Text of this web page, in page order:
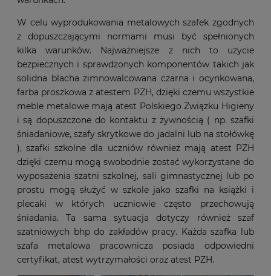
W celu wyprodukowania metalowych szafek zgodnych
z dopuszczającymi normami musi być spełnionych
kilka warunków. Najważniejsze z nich to użycie
bezpiecznych i sprawdzonych komponentów takich jak
solidna blacha zimnowalcowana czarna i ocynkowana,
farba proszkowa z atestem PZH, dzięki czemu wszystkie
meble metalowe mają atest Polskiego Związku Higieny
i są dopuszczone do kontaktu z żywnością ( np. szafki
śniadaniowe, szafy skrytkowe do jadalni lub na stołówkę
), szafki szkolne dla uczniów również mają atest PZH
dzięki czemu mogą swobodnie zostać wykorzystane do
wyposażenia szatni szkolnej, sali gimnastycznej lub po
prostu mogą służyć w szkole jako szafki na książki i
plecaki w których uczniowie często przechowują
śniadania. Ta sama sytuacja dotyczy również szaf
szatniowych bhp do zakładów pracy. Każda szafka lub
szafa metalowa pracownicza posiada odpowiedni
certyfikat, atest wytrzymałości oraz atest PZH.